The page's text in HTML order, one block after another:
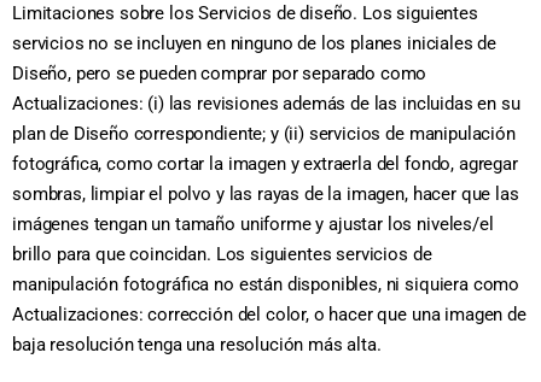
Limitaciones sobre los Servicios de diseño. Los siguientes
servicios no se incluyen en ninguno de los planes iniciales de
Diseño, pero se pueden comprar por separado como
Actualizaciones: (i) las revisiones además de las incluidas en su
plan de Diseño correspondiente; y (ii) servicios de manipulación
fotográfica, como cortar la imagen y extraerla del fondo, agregar
sombras, limpiar el polvo y las rayas de la imagen, hacer que las
imágenes tengan un tamaño uniforme y ajustar los niveles/el
brillo para que coincidan. Los siguientes servicios de
manipulación fotográfica no están disponibles, ni siquiera como
Actualizaciones: corrección del color, o hacer que una imagen de
baja resolución tenga una resolución más alta.